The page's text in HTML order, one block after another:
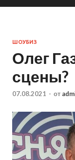
ШОУБИЗ
Олег
сцены?
07.08.2021 - от